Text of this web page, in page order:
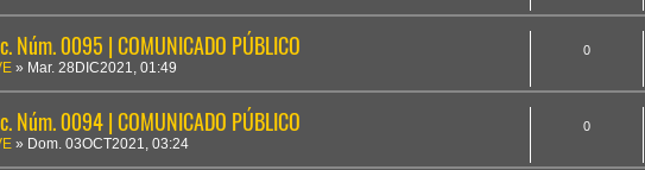
Núm. 0095 | COMUNICADO PÚBLICO
» Mar. 28DIC2021, 01:49
0
Núm. 0094 | COMUNICADO PÚBLICO
» Dom. 03OCT2021, 03:24
0